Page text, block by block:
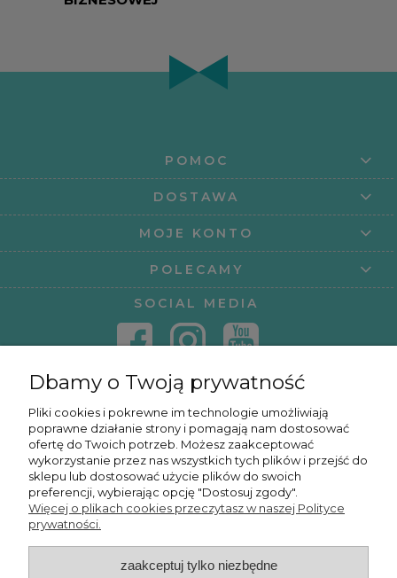
POMOC
DOSTAWA
MOJE KONTO
POLECAMY
SOCIAL MEDIA
KURSY ONLINE
OSMPOWER SP. Z O.O.
Dbamy o Twoją prywatność
Pliki cookies i pokrewne im technologie umożliwiają
poprawne działanie strony i pomagają nam dostosować
ofertę do Twoich potrzeb. Możesz zaakceptować
wykorzystanie przez nas wszystkich tych plików i przejść do
sklepu lub dostosować użycie plików do swoich
preferencji, wybierając opcję "Dostosuj zgody".
Więcej o plikach cookies przeczytasz w naszej Polityce
prywatności.
zaakceptuj tylko niezbędne